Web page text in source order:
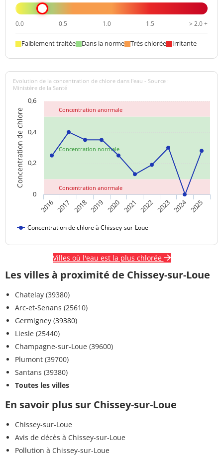
0.0 0.5 1.0 1.5 > 2.0 +
Faiblement traitée Dans la norme Très chlorée Irritante
Concentration normale
Concentration anormale
Concentration anormale
Concentration de chlore
Evolution de la concentration de chlore dans l'eau - Source :
Ministère de la Santé
Concentration de chlore à Chissey-sur-Loue
2016 2017 2018 2019 2020 2021 2022 2023 2024 2025
0
0,2
0,4
0,6
Villes où l'eau est la plus chlorée
Les villes à proximité de Chissey-sur-Loue
Chatelay (39380)
Arc-et-Senans (25610)
Germigney (39380)
Liesle (25440)
Champagne-sur-Loue (39600)
Plumont (39700)
Santans (39380)
Toutes les villes
En savoir plus sur Chissey-sur-Loue
Chissey-sur-Loue
Avis de décès à Chissey-sur-Loue
Pollution à Chissey-sur-Loue